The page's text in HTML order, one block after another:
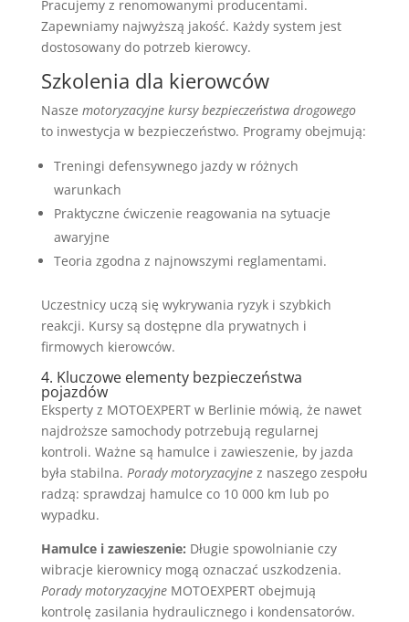
Pracujemy z renomowanymi producentami.
Zapewniamy najwyższą jakość. Każdy system jest
dostosowany do potrzeb kierowcy.
Szkolenia dla kierowców
Nasze motoryzacyjne kursy bezpieczeństwa drogowego
to inwestycja w bezpieczeństwo. Programy obejmują:
Treningi defensywnego jazdy w różnych
warunkach
Praktyczne ćwiczenie reagowania na sytuacje
awaryjne
Teoria zgodna z najnowszymi reglamentami.
Uczestnicy uczą się wykrywania ryzyk i szybkich
reakcji. Kursy są dostępne dla prywatnych i
firmowych kierowców.
4. Kluczowe elementy bezpieczeństwa
pojazdów
Eksperty z MOTOEXPERT w Berlinie mówią, że nawet
najdroższe samochody potrzebują regularnej
kontroli. Ważne są hamulce i zawieszenie, by jazda
była stabilna. Porady motoryzacyjnez naszego zespołu
radzą: sprawdzaj hamulce co 10 000 km lub po
wypadku.
Hamulce i zawieszenie: Długie spowolnianie czy
wibracje kierownicy mogą oznaczać uszkodzenia.
Porady motoryzacyjneMOTOEXPERT obejmują
kontrolę zasilania hydraulicznego i kondensatorów.